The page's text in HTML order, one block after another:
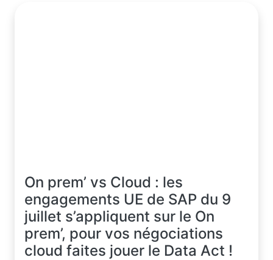
On prem’ vs Cloud : les
engagements UE de SAP du 9
juillet s’appliquent sur le On
prem’, pour vos négociations
cloud faites jouer le Data Act !